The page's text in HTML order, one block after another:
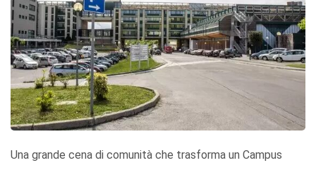
Una grande cena di comunità che trasforma un Campus